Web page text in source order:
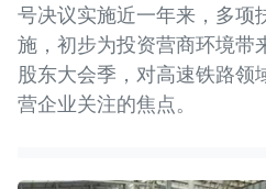
号决议实施近一年来，多项
施，初步为投资营商环境带
股东大会季，对高速铁路领
营企业关注的焦点。